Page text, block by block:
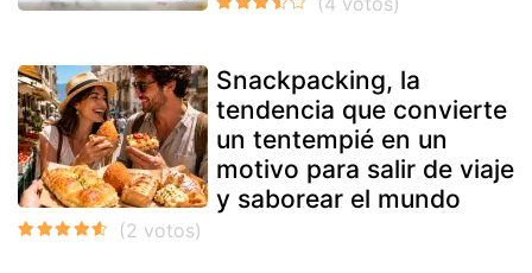
Snackpacking, la
tendencia que convierte
un tentempié en un
motivo para salir de viaje
y saborear el mundo